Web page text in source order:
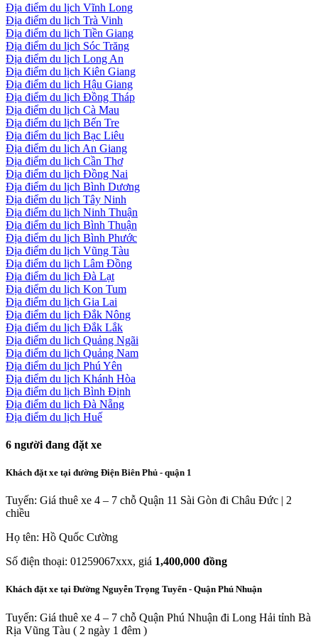
Địa điểm du lịch Vĩnh Long
Địa điểm du lịch Trà Vinh
Địa điểm du lịch Tiền Giang
Địa điểm du lịch Sóc Trăng
Địa điểm du lịch Long An
Địa điểm du lịch Kiên Giang
Địa điểm du lịch Hậu Giang
Địa điểm du lịch Đồng Tháp
Địa điểm du lịch Cà Mau
Địa điểm du lịch Bến Tre
Địa điểm du lịch Bạc Liêu
Địa điểm du lịch An Giang
Địa điểm du lịch Cần Thơ
Địa điểm du lịch Đồng Nai
Địa điểm du lịch Bình Dương
Địa điểm du lịch Tây Ninh
Địa điểm du lịch Ninh Thuận
Địa điểm du lịch Bình Thuận
Địa điểm du lịch Bình Phước
Địa điểm du lịch Vũng Tàu
Địa điểm du lịch Lâm Đồng
Địa điểm du lịch Đà Lạt
Địa điểm du lịch Kon Tum
Địa điểm du lịch Gia Lai
Địa điểm du lịch Đắk Nông
Địa điểm du lịch Đắk Lắk
Địa điểm du lịch Quảng Ngãi
Địa điểm du lịch Quảng Nam
Địa điểm du lịch Phú Yên
Địa điểm du lịch Khánh Hòa
Địa điểm du lịch Bình Định
Địa điểm du lịch Đà Nẵng
Địa điểm du lịch Huế
6 người đang đặt xe
Khách đặt xe tại đường Điện Biên Phủ - quận 1
Tuyến: Giá thuê xe 4 – 7 chỗ Quận 11 Sài Gòn đi Châu Đức | 2
chiều
Họ tên: Hồ Quốc Cường
Số điện thoại: 01259067xxx, giá 1,400,000 đồng
Khách đặt xe tại Đường Nguyễn Trọng Tuyển - Quận Phú Nhuận
Tuyến: Giá thuê xe 4 – 7 chỗ Quận Phú Nhuận đi Long Hải tỉnh Bà
Rịa Vũng Tàu ( 2 ngày 1 đêm )